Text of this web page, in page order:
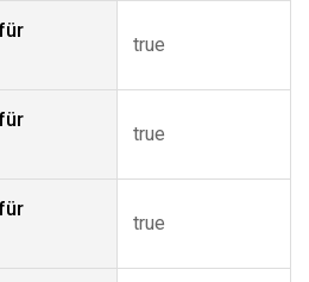
true
true
true